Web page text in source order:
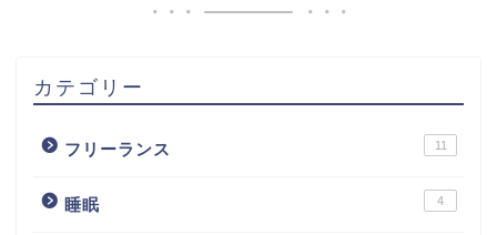
カテゴリー
フリーランス 11
睡眠 4